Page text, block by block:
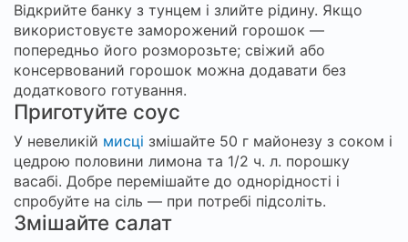
Відкрийте банку з тунцем і злийте рідину. Якщо
використовуєте заморожений горошок —
попередньо його розморозьте; свіжий або
консервований горошок можна додавати без
додаткового готування.
Приготуйте соус
У невеликій мисці змішайте 50 г майонезу з соком і
цедрою половини лимона та 1/2 ч. л. порошку
васабі. Добре перемішайте до однорідності і
спробуйте на сіль — при потребі підсоліть.
Змішайте салат